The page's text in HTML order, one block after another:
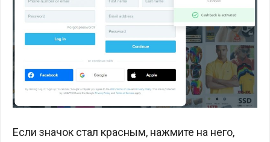
Если значок стал красным, нажмите на него,